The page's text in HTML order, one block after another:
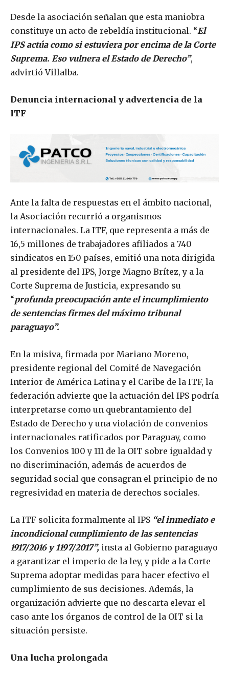
Desde la asociación señalan que esta maniobra
constituye un acto de rebeldía institucional. “El
IPS actúa como si estuviera por encima de la Corte
Suprema. Eso vulnera el Estado de Derecho”,
advirtió Villalba.
Denuncia internacional y advertencia de la
ITF
Ante la falta de respuestas en el ámbito nacional,
la Asociación recurrió a organismos
internacionales. La ITF, que representa a más de
16,5 millones de trabajadores afiliados a 740
sindicatos en 150 países, emitió una nota dirigida
al presidente del IPS, Jorge Magno Brítez, y a la
Corte Suprema de Justicia, expresando su
“profunda preocupación ante el incumplimiento
de sentencias firmes del máximo tribunal
paraguayo”.
En la misiva, firmada por Mariano Moreno,
presidente regional del Comité de Navegación
Interior de América Latina y el Caribe de la ITF, la
federación advierte que la actuación del IPS podría
interpretarse como un quebrantamiento del
Estado de Derecho y una violación de convenios
internacionales ratificados por Paraguay, como
los Convenios 100 y 111 de la OIT sobre igualdad y
no discriminación, además de acuerdos de
seguridad social que consagran el principio de no
regresividad en materia de derechos sociales.
La ITF solicita formalmente al IPS “el inmediato e
incondicional cumplimiento de las sentencias
1917/2016 y 1197/2017”, insta al Gobierno paraguayo
a garantizar el imperio de la ley, y pide a la Corte
Suprema adoptar medidas para hacer efectivo el
cumplimiento de sus decisiones. Además, la
organización advierte que no descarta elevar el
caso ante los órganos de control de la OIT si la
situación persiste.
Una lucha prolongada